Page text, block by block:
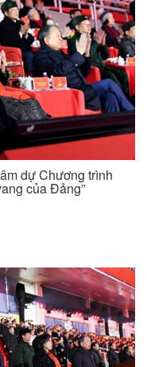
dự Chương trình
của Đảng”